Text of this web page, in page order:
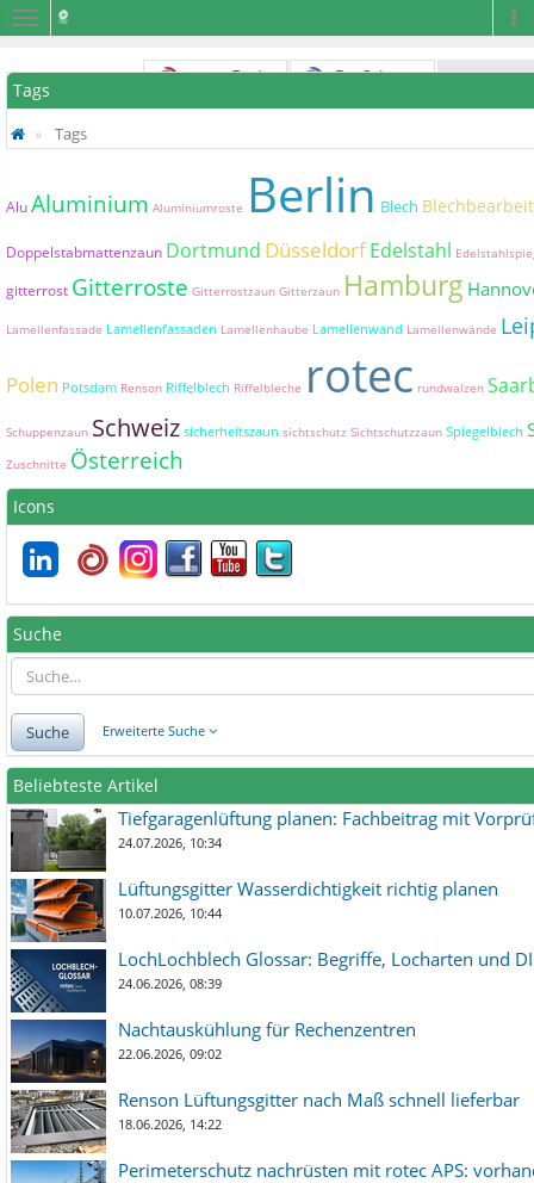
Navigation
Tags
Tags
AluAluminium Aluminiumroste Berlin Blech
Doppelstabmattenzaun Dortmund DüsseldorfEdelstahl
gitterrost Gitterroste Gitterrostzaun Gitterzaun Hamburg
Lamellenfassade Lamellenfassaden Lamellenhaube Lamellenwand Lamellenwände
Polen Potsdam Renson Riffelblech Riffelbleche rotec rundwalzen
Schuppenzaun Schweiz sicherheitszaun sichtschutz Sichtschutzzaun Spiegelblech
Zuschnitte Österreich
Icons
Suche
Suche Erweiterte Suche
Beliebteste Artikel
Tiefgaragenlüftung planen: Fachbeitrag mit
24.07.2026, 10:34
Lüftungsgitter Wasserdichtigkeit richtig planen
10.07.2026, 10:44
LochLochblech Glossar: Begriffe, Locharten und
24.06.2026, 08:39
Nachtauskühlung für Rechenzentren
22.06.2026, 09:02
Renson Lüftungsgitter nach Maß schnell lieferbar
18.06.2026, 14:22
Perimeterschutz nachrüsten mit rotec APS: